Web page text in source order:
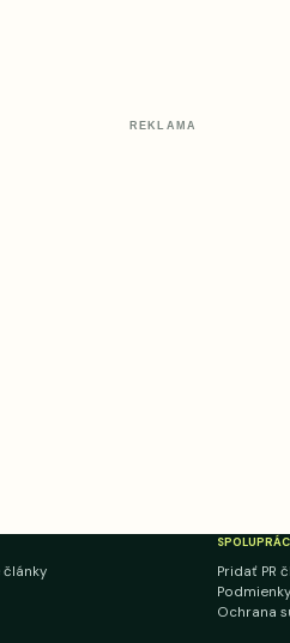
REKLAMA
články
Pridať PR
Ochrana